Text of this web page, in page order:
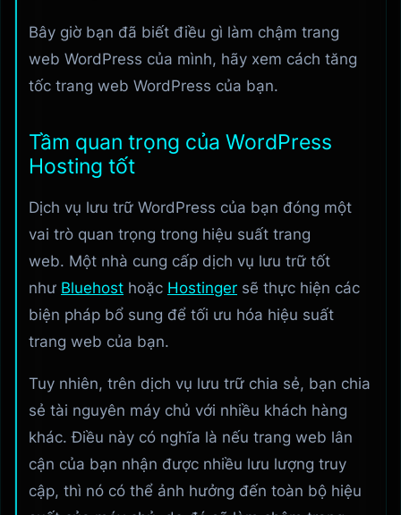
Bây giờ bạn đã biết điều gì làm chậm trang
web WordPress của mình, hãy xem cách tăng
tốc trang web WordPress của bạn.
Tầm quan trọng của WordPress
Hosting tốt
Dịch vụ lưu trữ WordPress của bạn đóng một
vai trò quan trọng trong hiệu suất trang
web. Một nhà cung cấp dịch vụ lưu trữ tốt
như Bluehost hoặc Hostinger sẽ thực hiện các
biện pháp bổ sung để tối ưu hóa hiệu suất
trang web của bạn.
Tuy nhiên, trên dịch vụ lưu trữ chia sẻ, bạn chia
sẻ tài nguyên máy chủ với nhiều khách hàng
khác. Điều này có nghĩa là nếu trang web lân
cận của bạn nhận được nhiều lưu lượng truy
cập, thì nó có thể ảnh hưởng đến toàn bộ hiệu